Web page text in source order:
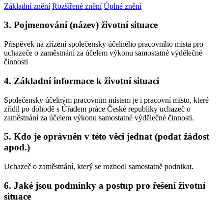
Základní znění Rozšířené znění Úplné znění
3. Pojmenování (název) životní situace
Příspěvek na zřízení společensky účelného pracovního místa pro
uchazeče o zaměstnání za účelem výkonu samostatné výdělečné
činnosti
4. Základní informace k životní situaci
Společensky účelným pracovním místem je i pracovní místo, které
zřídil po dohodě s Úřadem práce České republiky uchazeč o
zaměstnání za účelem výkonu samostatné výdělečné činnosti.
5. Kdo je oprávněn v této věci jednat (podat žádost
apod.)
Uchazeč o zaměstnání, který se rozhodl samostatně podnikat.
6. Jaké jsou podmínky a postup pro řešení životní
situace